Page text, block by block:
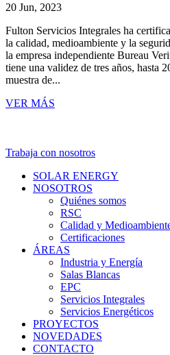
20 Jun, 2023
Fulton Servicios Integrales ha
la calidad, medioambiente y la
la empresa independiente Bureau
tiene una validez de tres años, hasta
muestra de...
VER MÁS
Trabaja con nosotros
SOLAR ENERGY
NOSOTROS
Quiénes somos
RSC
Calidad y
Certificaciones
ÁREAS
Industria y Energía
Salas Blancas
EPC
Servicios Integrales
Servicios Energéticos
PROYECTOS
NOVEDADES
CONTACTO